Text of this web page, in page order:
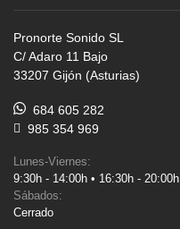
Pronorte Sonido SL
C/ Adaro 11 Bajo
33207 Gijón (Asturias)
684 605 282
985 354 969
Lunes-Viernes:
9:30h - 14:00h • 16:30h - 20:00h
Sábados:
Cerrado